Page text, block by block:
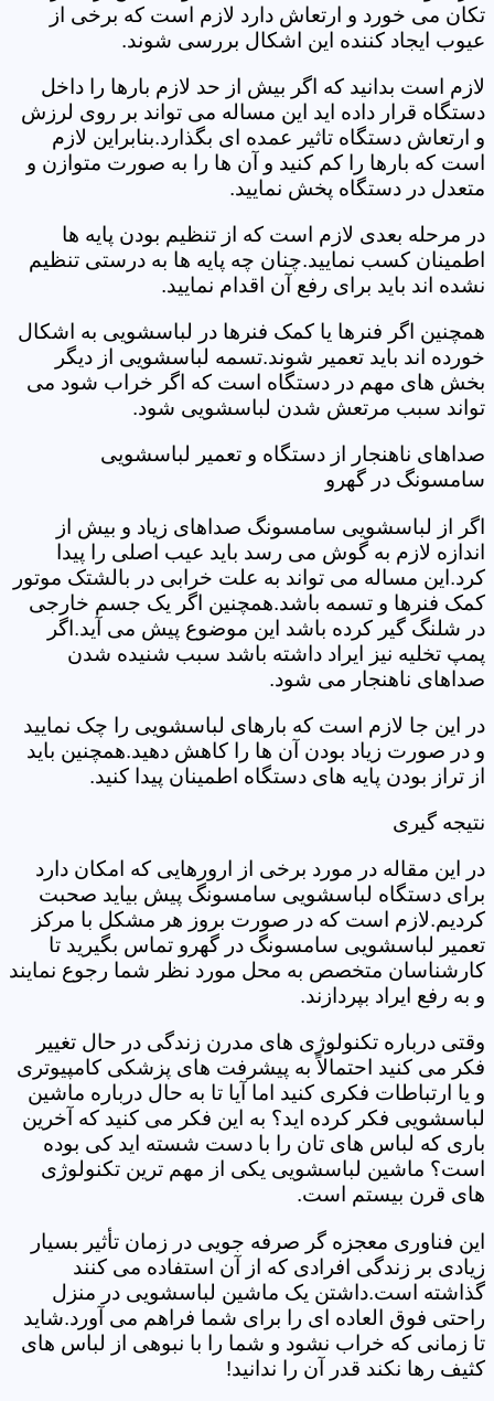
تکان می خورد و ارتعاش دارد لازم است که برخی از
عیوب ایجاد کننده این اشکال بررسی شوند.
لازم است بدانید که اگر بیش از حد لازم بارها را داخل
دستگاه قرار داده اید این مساله می تواند بر روی لرزش
و ارتعاش دستگاه تاثیر عمده ای بگذارد.بنابراین لازم
است که بارها را کم کنید و آن ها را به صورت متوازن و
متعدل در دستگاه پخش نمایید.
در مرحله بعدی لازم است که از تنظیم بودن پایه ها
اطمینان کسب نمایید.چنان چه پایه ها به درستی تنظیم
نشده اند باید برای رفع آن اقدام نمایید.
همچنین اگر فنرها یا کمک فنرها در لباسشویی به اشکال
خورده اند باید تعمیر شوند.تسمه لباسشویی از دیگر
بخش های مهم در دستگاه است که اگر خراب شود می
تواند سبب مرتعش شدن لباسشویی شود.
صداهای ناهنجار از دستگاه و تعمیر لباسشویی
سامسونگ در گهرو
اگر از لباسشویی سامسونگ صداهای زیاد و بیش از
اندازه لازم به گوش می رسد باید عیب اصلی را پیدا
کرد.این مساله می تواند به علت خرابی در بالشتک موتور
کمک فنرها و تسمه باشد.همچنین اگر یک جسم خارجی
در شلنگ گیر کرده باشد این موضوع پیش می آید.اگر
پمپ تخلیه نیز ایراد داشته باشد سبب شنیده شدن
صداهای ناهنجار می شود.
در این جا لازم است که بارهای لباسشویی را چک نمایید
و در صورت زیاد بودن آن ها را کاهش دهید.همچنین باید
از تراز بودن پایه های دستگاه اطمینان پیدا کنید.
نتیجه گیری
در این مقاله در مورد برخی از ارورهایی که امکان دارد
برای دستگاه لباسشویی سامسونگ پیش بیاید صحبت
کردیم.لازم است که در صورت بروز هر مشکل با مرکز
تعمیر لباسشویی سامسونگ در گهرو تماس بگیرید تا
کارشناسان متخصص به محل مورد نظر شما رجوع نمایند
و به رفع ایراد بپردازند.
وقتی درباره تکنولوژی های مدرن زندگی در حال تغییر
فکر می کنید احتمالاً به پیشرفت های پزشکی کامپیوتری
و یا ارتباطات فکری کنید اما آیا تا به حال درباره ماشین
لباسشویی فکر کرده اید؟ به این فکر می کنید که آخرین
باری که لباس های تان را با دست شسته اید کی بوده
است؟ ماشین لباسشویی یکی از مهم ترین تکنولوژی
های قرن بیستم است.
این فناوری معجزه گر صرفه جویی در زمان تأثیر بسیار
زیادی بر زندگی افرادی که از آن استفاده می کنند
گذاشته است.داشتن یک ماشین لباسشویی در منزل
راحتی فوق العاده ای را برای شما فراهم می آورد.شاید
تا زمانی که خراب نشود و شما را با نبوهی از لباس های
کثیف رها نکند قدر آن را ندانید!